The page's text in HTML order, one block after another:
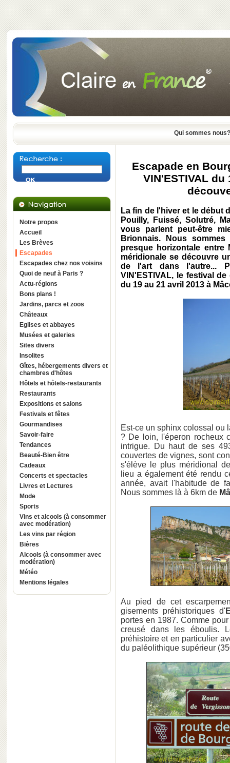
Qui sommes nous?
Notre propos
Accueil
Les Brèves
Escapades
Escapades chez nos voisins
Quoi de neuf à Paris ?
Actu-régions
Bons plans !
Jardins, parcs et zoos
Châteaux
Eglises et abbayes
Musées et galeries
Sites divers
Insolites
Gîtes, hébergements divers et
chambres d'hôtes
Hôtels et hôtels-restaurants
Restaurants
Expositions et salons
Festivals et fêtes
Gourmandises
Savoir-faire
Tendances
Beauté-Bien être
Cadeaux
Concerts et spectacles
Livres et Lectures
Mode
Sports
Vins et alcools (à consommer
avec modération)
Les vins par région
Bières
Alcools (à consommer avec
modération)
Météo
Mentions légales
Escapade en
VIN'ESTIVAL
La fin de l'hiver et le début
Pouilly, Fuissé, Solutré,
vous parlent peut-être
Brionnais. Nous
presque horizontale entre
méridionale se découvre
de l'art dans l'autre...
VIN'ESTIVAL, le festival
du 19 au 21 avril 2013 à
Est-ce un sphinx colossal ou
? De loin, l'éperon rocheux
intrigue. Du haut de ses
couvertes de vignes, sont
s'élève le plus méridional
lieu a également été rendu
année, avait l'habitude de
Nous sommes là à 6km de
Au pied de cet
gisements préhistoriques d'
portes en 1987. Comme
creusé dans les éboulis.
préhistoire et en particulier
du paléolithique supérieur